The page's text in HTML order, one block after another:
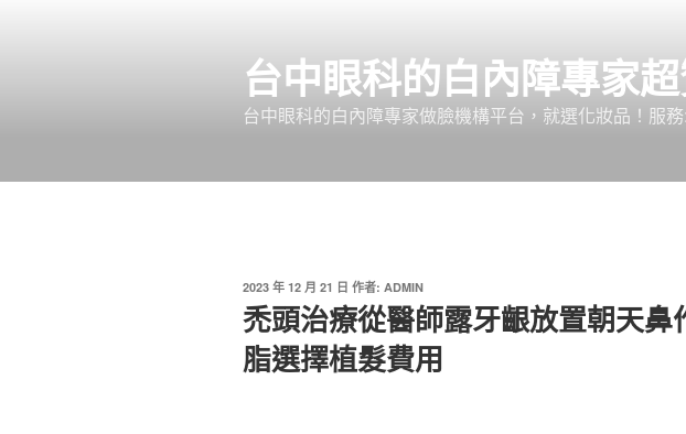
台中眼科的白內障專家
台中眼科的白內障專家做臉機構平台，就選化妝品！服
發
佈
於
2023 年 12 月 21 日 作者: ADMIN
禿頭治療從醫師露牙齦放置朝天鼻
脂選擇植髮費用